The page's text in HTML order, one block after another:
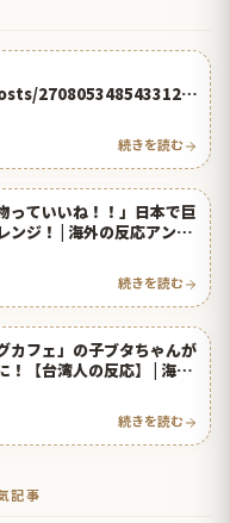
2708053485433126
続きを読む
っていいね！！」日本で巨
ンジ！ | 海外の反応アンテ
続きを読む
カフェ」の子ブタちゃんが
！【台湾人の反応】 | 海外
続きを読む
記事